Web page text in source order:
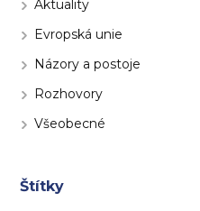
Aktuality
Evropská unie
Názory a postoje
Rozhovory
Všeobecné
Štítky